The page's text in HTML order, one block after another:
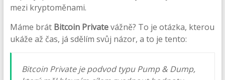
mezi kryptoměnami.
Máme brát Bitcoin Privatevážně? To je otázka, kterou
ukáže až čas, já sdělím svůj názor, a to je tento:
Bitcoin Private je podvod typu Pump & Dump,